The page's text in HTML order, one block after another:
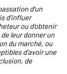
d'un
d'influer
ou d'obtenir
leur donner un
du marché, ou
d'avoir une
de